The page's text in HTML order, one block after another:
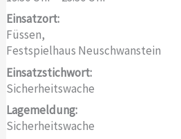
Einsatzort:
Füssen,
Festspielhaus Neuschwanstein
Einsatzstichwort:
Sicherheitswache
Lagemeldung:
Sicherheitswache